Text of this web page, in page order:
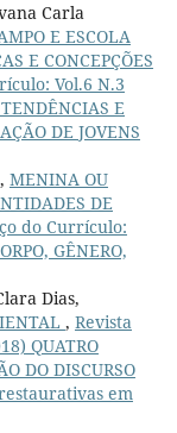
Carla
E ESCOLA
E CONCEPÇÕES
Vol.6 N.3
E
DE JOVENS
MENINA OU
DE
do Currículo:
GÊNERO,
Dias,
, Revista
QUATRO
DO DISCURSO
em